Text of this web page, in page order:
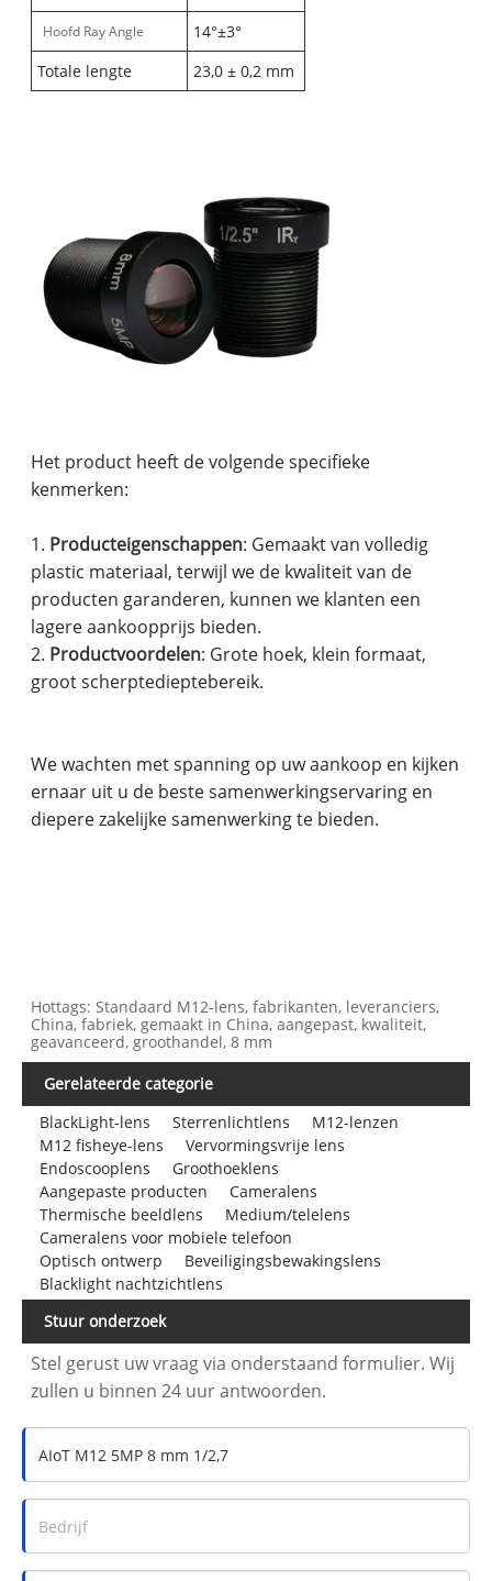
Hoofd Ray Angle
14°±3°
Totale lengte
23,0 ± 0,2 mm
Het product heeft de volgende specifieke
kenmerken:
1. Producteigenschappen: Gemaakt van volledig
plastic materiaal, terwijl we de kwaliteit van de
producten garanderen, kunnen we klanten een
lagere aankoopprijs bieden.
2. Productvoordelen: Grote hoek, klein formaat,
groot scherptedieptebereik.
We wachten met spanning op uw aankoop en kijken
ernaar uit u de beste samenwerkingservaring en
diepere zakelijke samenwerking te bieden.
Hottags: Standaard M12-lens, fabrikanten, leveranciers,
China, fabriek, gemaakt in China, aangepast, kwaliteit,
geavanceerd, groothandel, 8 mm
Gerelateerde categorie
BlackLight-lens
Sterrenlichtlens
M12-lenzen
M12 fisheye-lens
Vervormingsvrije lens
Endoscooplens
Groothoeklens
Aangepaste producten
Cameralens
Thermische beeldlens
Medium/telelens
Cameralens voor mobiele telefoon
Optisch ontwerp
Beveiligingsbewakingslens
Blacklight nachtzichtlens
Stuur onderzoek
Stel gerust uw vraag via onderstaand formulier. Wij
zullen u binnen 24 uur antwoorden.